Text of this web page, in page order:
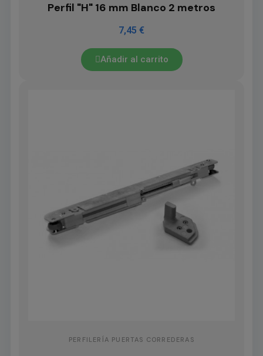
Perfil "H" 16 mm Blanco 2 metros
7,45 €
Añadir al carrito
PERFILERÍA PUERTAS CORREDERAS